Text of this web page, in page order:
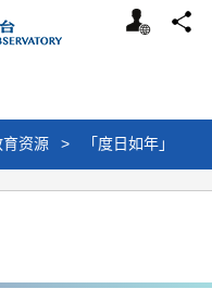
个
分
育资源 > 「度日如年」